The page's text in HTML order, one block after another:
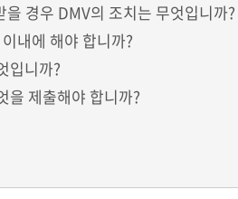
경우 DMV의 조치는 무엇입니까?
내에 해야 합니까?
입니까?
을 제출해야 합니까?